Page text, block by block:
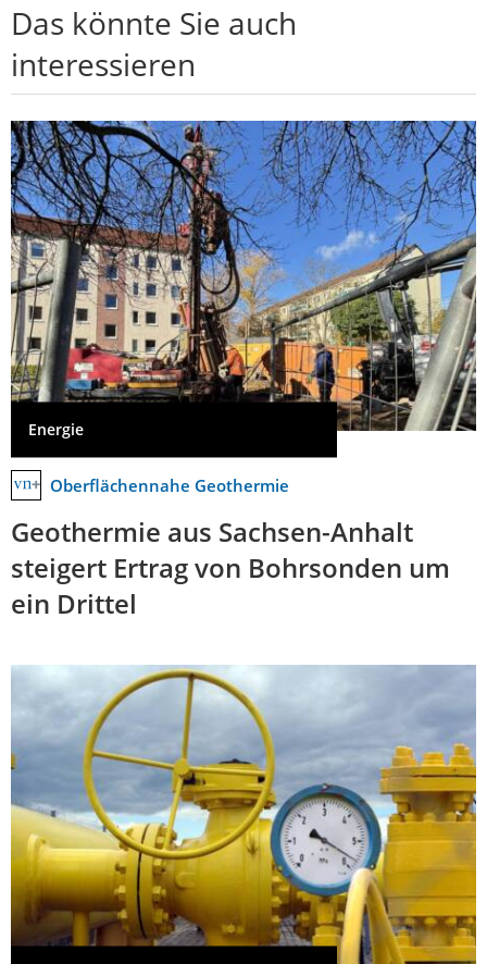
Das könnte Sie auch
interessieren
Energie
Oberflächennahe Geothermie
Geothermie aus Sachsen-Anhalt
steigert Ertrag von Bohrsonden um
ein Drittel